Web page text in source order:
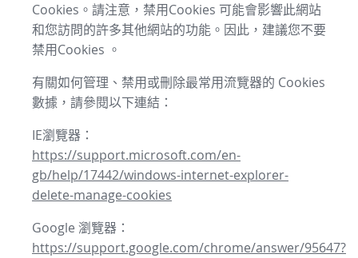
Cookies。請注意，禁用Cookies 可能會影響此網站
和您訪問的許多其他網站的功能。因此，建議您不要
禁用Cookies 。
有關如何管理、禁用或刪除最常用流覽器的 Cookies
數據，請參閱以下連結：
IE瀏覽器：
https://support.microsoft.com/en-
gb/help/17442/windows-internet-explorer-
delete-manage-cookies
Google 瀏覽器：
https://support.google.com/chrome/answer/95647?